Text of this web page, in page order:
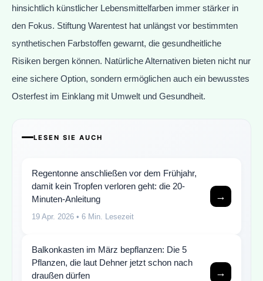
hinsichtlich künstlicher Lebensmittelfarben immer stärker in
den Fokus. Stiftung Warentest hat unlängst vor bestimmten
synthetischen Farbstoffen gewarnt, die gesundheitliche
Risiken bergen können. Natürliche Alternativen bieten nicht nur
eine sichere Option, sondern ermöglichen auch ein bewusstes
Osterfest im Einklang mit Umwelt und Gesundheit.
LESEN SIE AUCH
Regentonne anschließen vor dem Frühjahr,
damit kein Tropfen verloren geht: die 20-
Minuten-Anleitung
19 Apr. 2026 • 6 Min. Lesezeit
→
Balkonkasten im März bepflanzen: Die 5
Pflanzen, die laut Dehner jetzt schon nach
draußen dürfen
→